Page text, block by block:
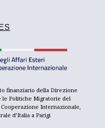
finanziario della Direzione
le Politiche Migratorie del
Internazionale,
d’Italia a Parigi